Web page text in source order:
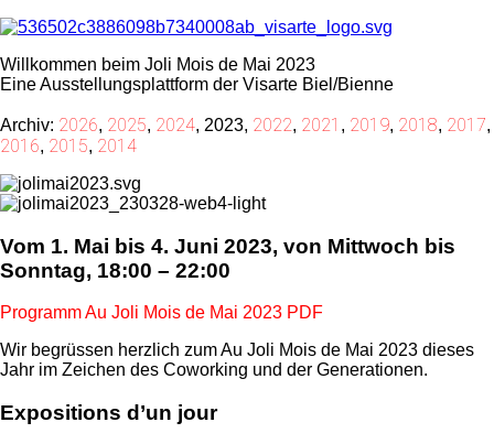
Willkommen beim Joli Mois de Mai 2023
Eine Ausstellungsplattform der Visarte Biel/Bienne
Archiv: 2026, 2025, 2024, 2023, 2022, 2021 , 2019, 2018, 2017,
2016, 2015, 2014
Vom 1. Mai bis 4. Juni 2023, von Mittwoch bis
Sonntag, 18:00 – 22:00
Programm Au Joli Mois de Mai 2023 PDF
Wir begrüssen herzlich zum Au Joli Mois de Mai 2023 dieses
Jahr im Zeichen des Coworking und der Generationen.
Expositions d’un jour